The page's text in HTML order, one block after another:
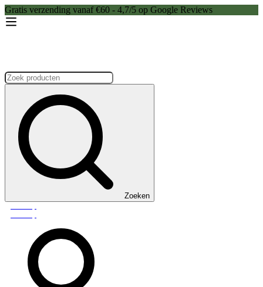
Gratis verzending vanaf €60 - 4,7/5 op Google Reviews
Zoeken:
Zoeken